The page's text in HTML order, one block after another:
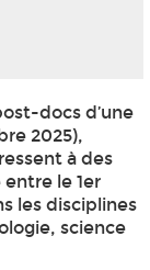
docs d’une
2025),
à des
le 1er
les disciplines
science